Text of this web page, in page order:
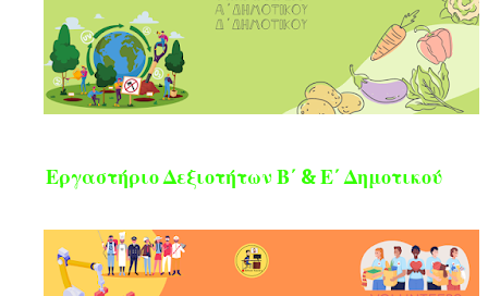
Εργαστήριο Δεξιοτήτων Β΄ & Ε΄ Δημοτικού